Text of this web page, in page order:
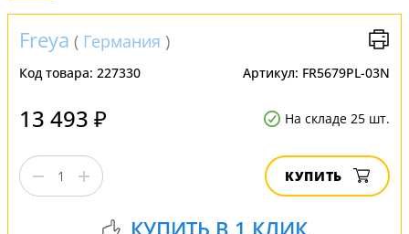
Freya ( Германия )
Код товара: 227330 Артикул: FR5679PL-03N
13 493 ₽ На складе 25 шт.
КУПИТЬ